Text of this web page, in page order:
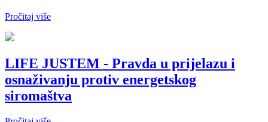
Pročitaj više
LIFE JUSTEM - Pravda u prijelazu i
osnaživanju protiv energetskog
siromaštva